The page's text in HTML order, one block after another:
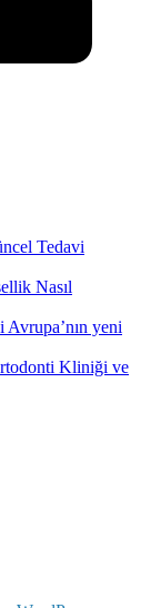
Tedavi
Nasıl
yeni
Kliniği ve